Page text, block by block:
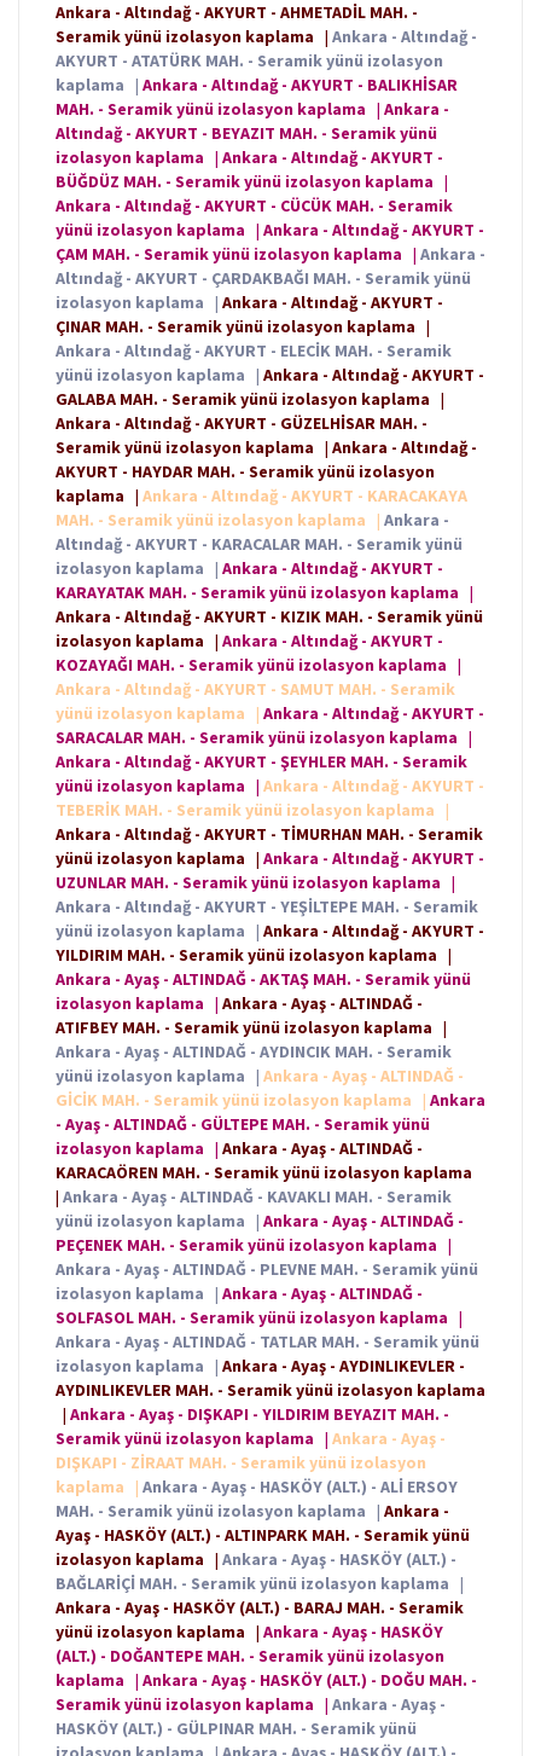
Ankara - Altındağ - AKYURT - AHMETADİL MAH. -
Seramik yünü izolasyon kaplama | Ankara - Altındağ -
AKYURT - ATATÜRK MAH. - Seramik yünü izolasyon
kaplama | Ankara - Altındağ - AKYURT - BALIKHİSAR
MAH. - Seramik yünü izolasyon kaplama | Ankara -
Altındağ - AKYURT - BEYAZIT MAH. - Seramik yünü
izolasyon kaplama | Ankara - Altındağ - AKYURT -
BÜĞDÜZ MAH. - Seramik yünü izolasyon kaplama |
Ankara - Altındağ - AKYURT - CÜCÜK MAH. - Seramik
yünü izolasyon kaplama | Ankara - Altındağ - AKYURT -
ÇAM MAH. - Seramik yünü izolasyon kaplama | Ankara -
Altındağ - AKYURT - ÇARDAKBAĞI MAH. - Seramik yünü
izolasyon kaplama | Ankara - Altındağ - AKYURT -
ÇINAR MAH. - Seramik yünü izolasyon kaplama |
Ankara - Altındağ - AKYURT - ELECİK MAH. - Seramik
yünü izolasyon kaplama | Ankara - Altındağ - AKYURT -
GALABA MAH. - Seramik yünü izolasyon kaplama |
Ankara - Altındağ - AKYURT - GÜZELHİSAR MAH. -
Seramik yünü izolasyon kaplama | Ankara - Altındağ -
AKYURT - HAYDAR MAH. - Seramik yünü izolasyon
kaplama | Ankara - Altındağ - AKYURT - KARACAKAYA
MAH. - Seramik yünü izolasyon kaplama
| Ankara -
Altındağ - AKYURT - KARACALAR MAH. - Seramik yünü
izolasyon kaplama | Ankara - Altındağ - AKYURT -
KARAYATAK MAH. - Seramik yünü izolasyon kaplama |
Ankara - Altındağ - AKYURT - KIZIK MAH. - Seramik yünü
izolasyon kaplama | Ankara - Altındağ - AKYURT -
KOZAYAĞI MAH. - Seramik yünü izolasyon kaplama |
Ankara - Altındağ - AKYURT - SAMUT MAH. - Seramik
yünü izolasyon kaplama
| Ankara - Altındağ - AKYURT -
SARACALAR MAH. - Seramik yünü izolasyon kaplama |
Ankara - Altındağ - AKYURT - ŞEYHLER MAH. - Seramik
yünü izolasyon kaplama | Ankara - Altındağ - AKYURT -
TEBERİK MAH. - Seramik yünü izolasyon kaplama
|
Ankara - Altındağ - AKYURT - TİMURHAN MAH. - Seramik
yünü izolasyon kaplama | Ankara - Altındağ - AKYURT -
UZUNLAR MAH. - Seramik yünü izolasyon kaplama |
Ankara - Altındağ - AKYURT - YEŞİLTEPE MAH. - Seramik
yünü izolasyon kaplama | Ankara - Altındağ - AKYURT -
YILDIRIM MAH. - Seramik yünü izolasyon kaplama |
Ankara - Ayaş - ALTINDAĞ - AKTAŞ MAH. - Seramik yünü
izolasyon kaplama | Ankara - Ayaş - ALTINDAĞ -
ATIFBEY MAH. - Seramik yünü izolasyon kaplama |
Ankara - Ayaş - ALTINDAĞ - AYDINCIK MAH. - Seramik
yünü izolasyon kaplama | Ankara - Ayaş - ALTINDAĞ -
GİCİK MAH. - Seramik yünü izolasyon kaplama
| Ankara
- Ayaş - ALTINDAĞ - GÜLTEPE MAH. - Seramik yünü
izolasyon kaplama | Ankara - Ayaş - ALTINDAĞ -
KARACAÖREN MAH. - Seramik yünü izolasyon kaplama
| Ankara - Ayaş - ALTINDAĞ - KAVAKLI MAH. - Seramik
yünü izolasyon kaplama | Ankara - Ayaş - ALTINDAĞ -
PEÇENEK MAH. - Seramik yünü izolasyon kaplama |
Ankara - Ayaş - ALTINDAĞ - PLEVNE MAH. - Seramik yünü
izolasyon kaplama | Ankara - Ayaş - ALTINDAĞ -
SOLFASOL MAH. - Seramik yünü izolasyon kaplama |
Ankara - Ayaş - ALTINDAĞ - TATLAR MAH. - Seramik yünü
izolasyon kaplama | Ankara - Ayaş - AYDINLIKEVLER -
AYDINLIKEVLER MAH. - Seramik yünü izolasyon kaplama
| Ankara - Ayaş - DIŞKAPI - YILDIRIM BEYAZIT MAH. -
Seramik yünü izolasyon kaplama | Ankara - Ayaş -
DIŞKAPI - ZİRAAT MAH. - Seramik yünü izolasyon
kaplama
| Ankara - Ayaş - HASKÖY (ALT.) - ALİ ERSOY
MAH. - Seramik yünü izolasyon kaplama | Ankara -
Ayaş - HASKÖY (ALT.) - ALTINPARK MAH. - Seramik yünü
izolasyon kaplama | Ankara - Ayaş - HASKÖY (ALT.) -
BAĞLARİÇİ MAH. - Seramik yünü izolasyon kaplama |
Ankara - Ayaş - HASKÖY (ALT.) - BARAJ MAH. - Seramik
yünü izolasyon kaplama | Ankara - Ayaş - HASKÖY
(ALT.) - DOĞANTEPE MAH. - Seramik yünü izolasyon
kaplama | Ankara - Ayaş - HASKÖY (ALT.) - DOĞU MAH. -
Seramik yünü izolasyon kaplama | Ankara - Ayaş -
HASKÖY (ALT.) - GÜLPINAR MAH. - Seramik yünü